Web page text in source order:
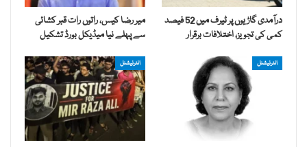
درآمدی گاڑیوں پر ٹیرف میں 52 فیصد
کمی کی تجویز، اختلافات برقرار
میر رضا کیس، راتوں رات قبر کشائی
سے پہلے نیا میڈیکل بورڈ تشکیل
انٹرنیشنل انٹرنیشنل